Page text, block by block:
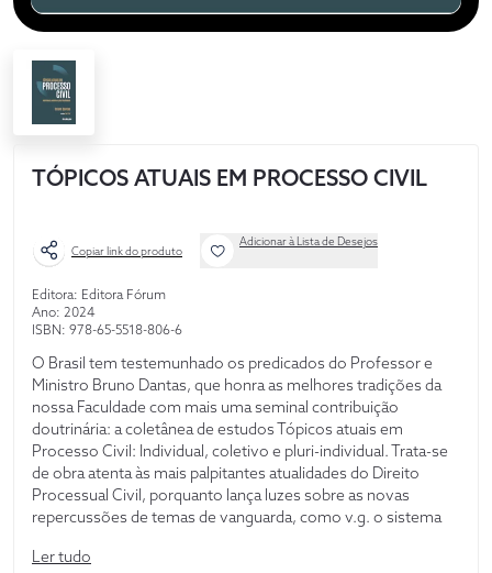
TÓPICOS ATUAIS EM PROCESSO CIVIL
Copiar link do produto
Adicionar à Lista de Desejos
Editora: Editora Fórum
Ano: 2024
ISBN: 978-65-5518-806-6
O Brasil tem testemunhado os predicados do Professor e
Ministro Bruno Dantas, que honra as melhores tradições da
nossa Faculdade com mais uma seminal contribuição
doutrinária: a coletânea de estudos Tópicos atuais em
Processo Civil: Individual, coletivo e pluri-individual. Trata-se
de obra atenta às mais palpitantes atualidades do Direito
Processual Civil, porquanto lança luzes sobre as novas
repercussões de temas de vanguarda, como v.g. o sistema
coletivos, além de outros tantos, examinados à luz das
Ler tudo